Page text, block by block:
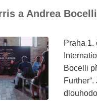
a Andrea
Praha 1.
Bocelli